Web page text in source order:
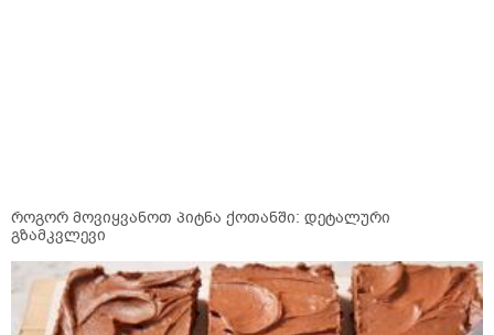
როგორ მოვიყვანოთ პიტნა ქოთანში: დეტალური
გზამკვლევი